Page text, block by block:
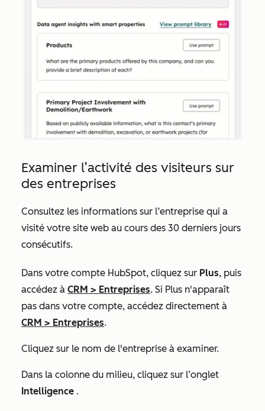
Examiner l’activité des visiteurs sur
des entreprises
Consultez les informations sur l’entreprise qui a
visité votre site web au cours des 30 derniers jours
consécutifs.
Dans votre compte HubSpot, cliquez sur Plus, puis
accédez à CRM > Entreprises. Si Plus n'apparaît
pas dans votre compte, accédez directement à
CRM > Entreprises.
Cliquez sur le nom de l'entreprise à examiner.
Dans la colonne du milieu, cliquez sur l’onglet
Intelligence .